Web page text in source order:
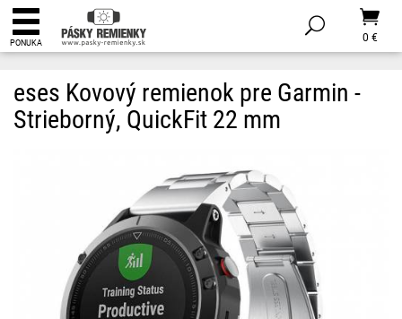
0 €
PONUKA
eses Kovový remienok pre Garmin -
Strieborný, QuickFit 22 mm